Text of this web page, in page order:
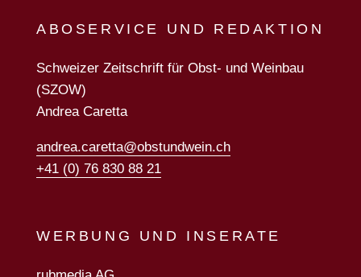
ABOSERVICE UND REDAKTION
Schweizer Zeitschrift für Obst- und Weinbau
(SZOW)
Andrea Caretta
andrea.caretta@obstundwein.ch
+41 (0) 76 830 88 21
WERBUNG UND INSERATE